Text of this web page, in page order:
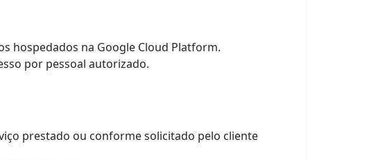
hospedados na Google Cloud Platform.
por pessoal autorizado.
prestado ou conforme solicitado pelo cliente